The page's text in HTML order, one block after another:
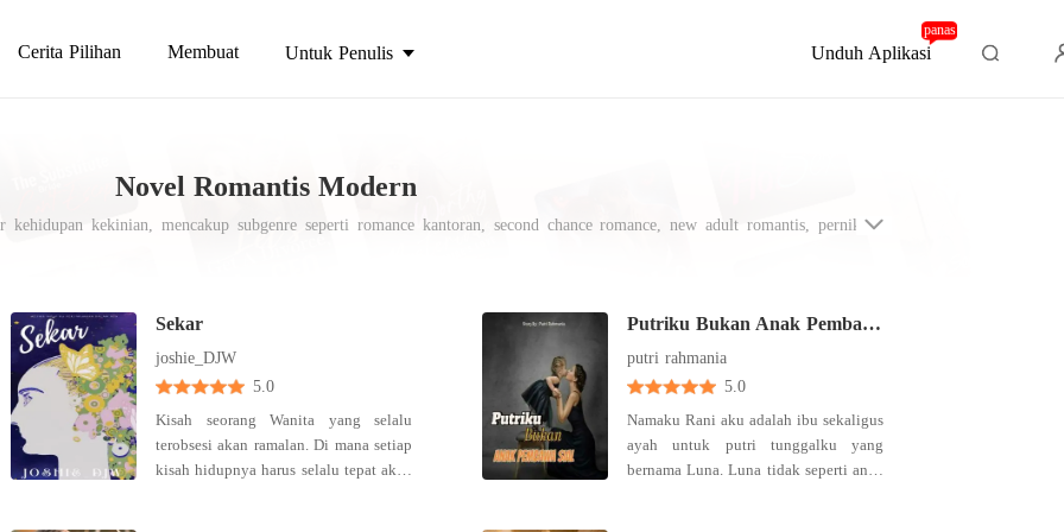
Cerita Pilihan Membuat Untuk Penulis Unduh Aplikasi
panas
Novel Romantis Modern
kekinian, mencakup subgenre seperti romance kantoran, second chance romance, new adult romantis, pernikahan
Sekar
joshie_DJW
5.0
Kisah seorang Wanita yang selalu
terobsesi akan ramalan. Di mana setiap
kisah hidupnya harus selalu tepat akan
Putriku Bukan Anak Pembawa Sial
putri rahmania
5.0
Namaku Rani aku adalah ibu sekaligus
ayah untuk putri tunggalku yang
bernama Luna. Luna tidak seperti anak